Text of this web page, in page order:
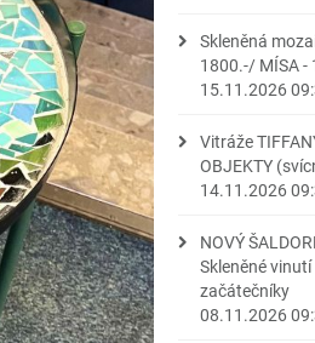
Skleněná
1800.-/ MÍSA -
15.11.2026
Vitráže
OBJEKTY
14.11.2026
NOVÝ
Skleněné
začátečníky
08.11.2026